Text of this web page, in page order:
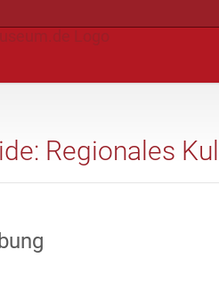
Regionales